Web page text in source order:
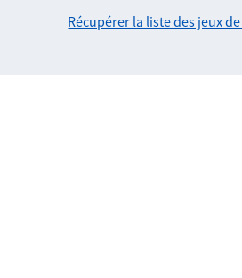
Récupérer la liste des jeux